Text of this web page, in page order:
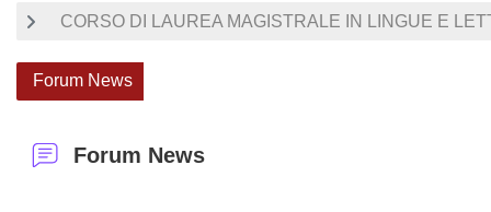
CORSO DI LAUREA MAGISTRALE IN LINGUE E
Forum News
Forum News